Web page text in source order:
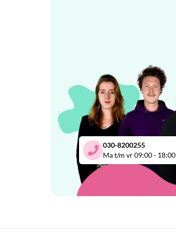
030-8200255
Ma t/m vr 09:00 - 18:00